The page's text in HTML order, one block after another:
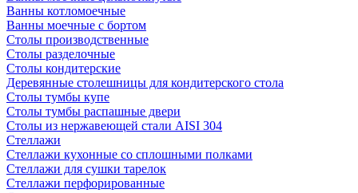
Ванны котломоечные
Ванны моечные с бортом
Столы производственные
Столы разделочные
Столы кондитерские
Деревянные столешницы для кондитерского стола
Столы тумбы купе
Столы тумбы распашные двери
Столы из нержавеющей стали AISI 304
Стеллажи
Стеллажи кухонные со сплошными полками
Стеллажи для сушки тарелок
Стеллажи перфорированные